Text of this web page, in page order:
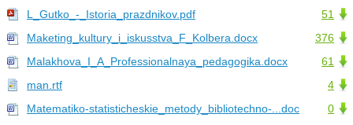
51
L_Gutko_-_Istoria_prazdnikov.pdf
376
Maketing_kultury_i_iskusstva_F_Kolbera.docx
61
Malakhova_I_A_Professionalnaya_pedagogika.docx
4
man.rtf
0
Matematiko-statisticheskie_metody_bibliotechno-...doc